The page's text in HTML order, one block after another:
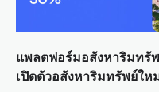
แพลตฟอร์มอสังหาริมทรั
เปิดตัวอสังหาริมทรัพย์ใ